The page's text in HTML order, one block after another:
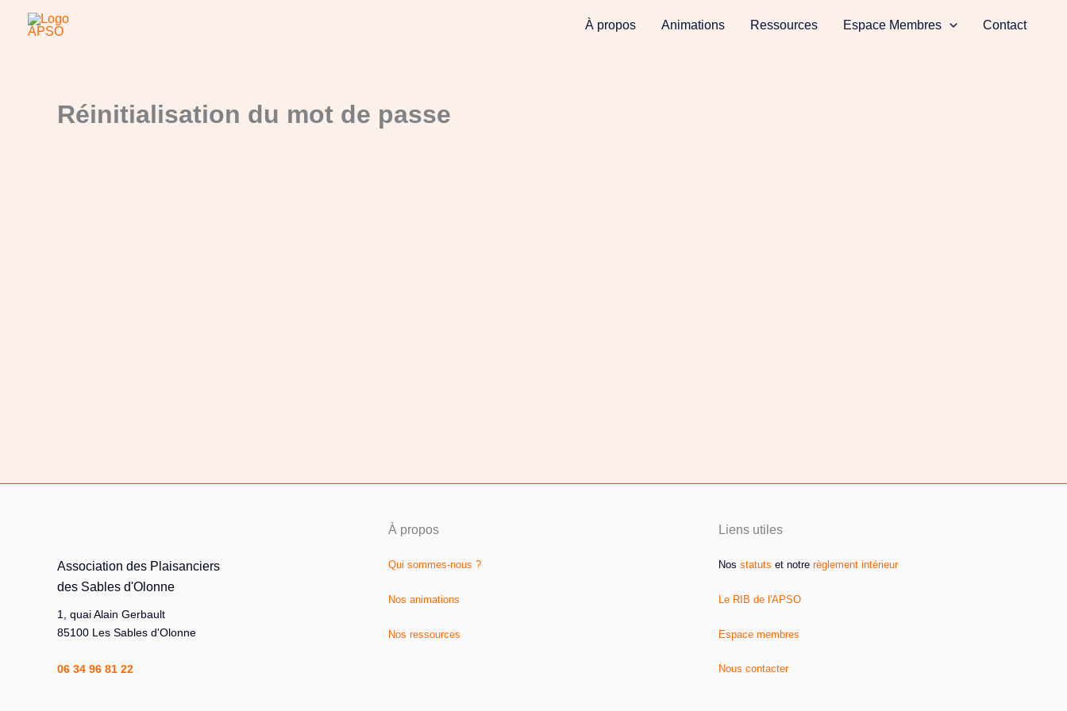
À propos Animations Ressources Espace Membres Contact
Réinitialisation du mot de passe
Association des Plaisanciers
des Sables d'Olonne
1, quai Alain Gerbault
85100 Les Sables d'Olonne
06 34 96 81 22
À propos
Qui sommes-nous ?
Nos animations
Nos ressources
Liens utiles
Nosstatuts et notrerèglement intérieur
Le RIB de l'APSO
Espace membres
Nous contacter